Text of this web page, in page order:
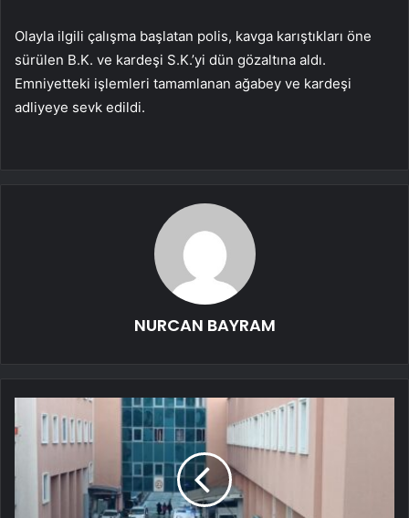
Olayla ilgili çalışma başlatan polis, kavga karıştıkları öne
sürülen B.K. ve kardeşi S.K.’yi dün gözaltına aldı.
Emniyetteki işlemleri tamamlanan ağabey ve kardeşi
adliyeye sevk edildi.
NURCAN BAYRAM